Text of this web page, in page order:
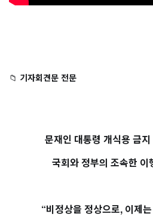
📁 기자회견문 전문
문재인 대통령 개식용 금
국회와 정부의 조속한 이
“비정상을 정상으로, 이제